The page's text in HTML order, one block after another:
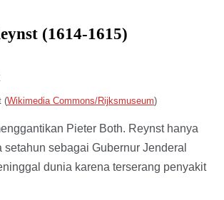
(1614-1615)
(Wikimedia Commons/Rijksmuseum)
Pieter Both. Reynst hanya
setahun sebagai Gubernur Jenderal
dunia karena terserang penyakit